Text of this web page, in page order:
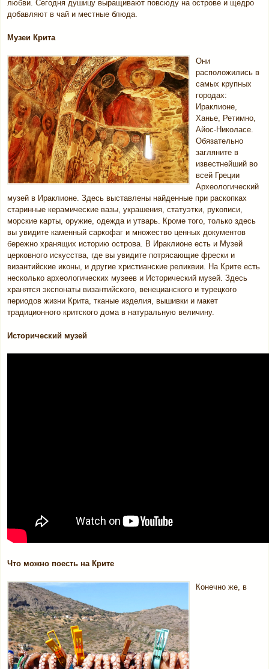
любви. Сегодня душицу выращивают повсюду на острове и щедро
добавляют в чай и местные блюда.
Музеи Крита
Они
расположились в
самых крупных
городах:
Ираклионе,
Ханье, Ретимно,
Айос-Николасе.
Обязательно
загляните в
известнейший во
всей Греции
Археологический
музей в Ираклионе. Здесь выставлены найденные при раскопках
старинные керамические вазы, украшения, статуэтки, рукописи,
морские карты, оружие, одежда и утварь. Кроме того, только здесь
вы увидите каменный саркофаг и множество ценных документов
бережно хранящих историю острова. В Ираклионе есть и Музей
церковного искусства, где вы увидите потрясающие фрески и
византийские иконы, и другие христианские реликвии. На Крите есть
несколько археологических музеев и Исторический музей. Здесь
хранятся экспонаты византийского, венецианского и турецкого
периодов жизни Крита, тканые изделия, вышивки и макет
традиционного критского дома в натуральную величину.
Исторический музей
Что можно поесть на Крите
Конечно же, в